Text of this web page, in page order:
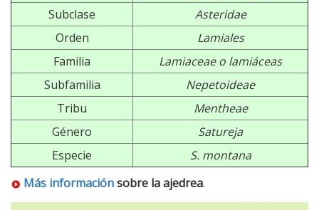
Subclase
Asteridae
Orden
Lamiales
Familia
Lamiaceae o lamiáceas
Subfamilia
Nepetoideae
Tribu
Mentheae
Género
Satureja
Especie
S. montana
Más informaciónsobre la ajedrea.